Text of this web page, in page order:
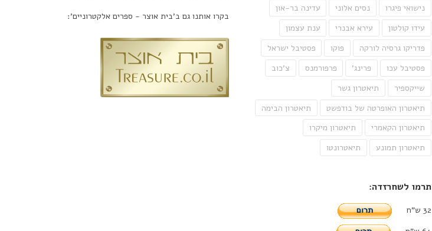
נישואי פיגרו
נסים אלוני
עדינה בר-און
עידו קולטון
עירא אבנרי
ענת עצמון
פדריקו גרסיה לורקה
פוקו
פסטיבל ישראל
פסטיבל עכו
פרינג' פרפורמנס
צ'כוב
שייקספיר
תיאטרון גשר
תיאטרון האופרטה של בודפשט
תיאטרון הבימה
תיאטרון הקאמרי
תיאטרון מיקרו
תיאטרון תמונע
תיאטרונטו
תרמו לשחרזדה:
32 ש"ח
בקרו אותנו גם ב'בית אוצר - ספרים אלקטרוניים':